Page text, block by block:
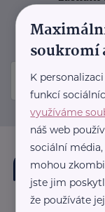
schránku,
soukromí
K
funkcí
využíváme
náš web
sociální
mohou
jste jim
že používáte